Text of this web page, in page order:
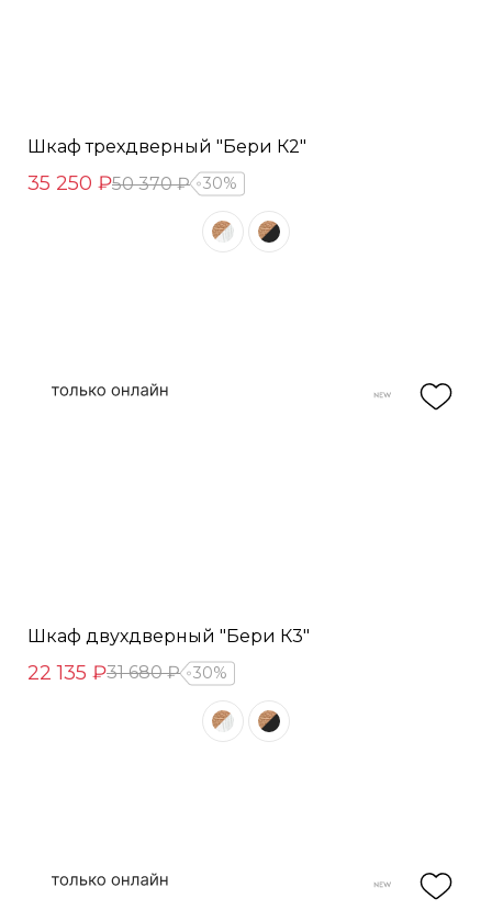
Шкаф трехдверный "Бери К2"
35 250 ₽50 370 ₽ 30%
Шкаф двухдверный "Бери К3"
22 135 ₽31 680 ₽ 30%